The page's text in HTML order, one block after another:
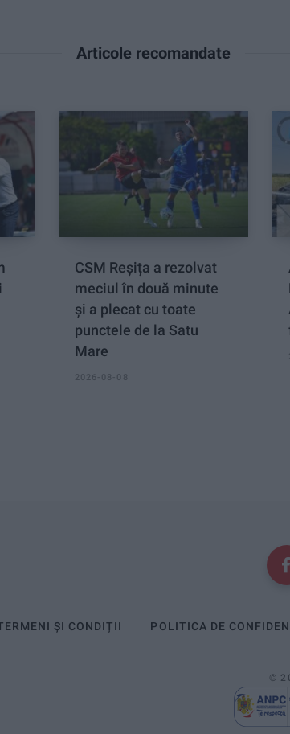
Articole recomandate
CSM Reșița a rezolvat
meciul în două minute
și a plecat cu toate
punctele de la Satu
Mare
2026-08-08
ȘI CONDIȚII POLITICA DE
©